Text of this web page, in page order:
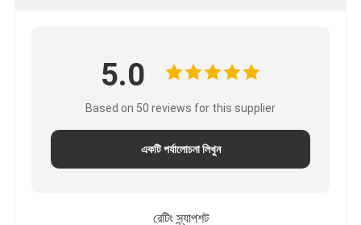
5.0
Based on 50 reviews for this supplier
একটি পর্যালোচনা লিখুন
রেটিং স্ন্যাপশট